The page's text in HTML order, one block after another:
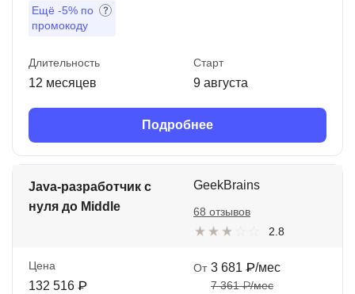
Ещё -5% по
промокоду
Длительность
12 месяцев
Старт
9 августа
Подробнее
Java-разработчик с
нуля до Middle
GeekBrains
2.8
68 отзывов
Цена
132 516 ₽
От 3 681 ₽/мес
7 361 ₽/мес